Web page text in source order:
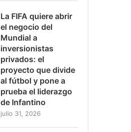
La FIFA quiere abrir
el negocio del
Mundial a
inversionistas
privados: el
proyecto que divide
al fútbol y pone a
prueba el liderazgo
de Infantino
julio 31, 2026